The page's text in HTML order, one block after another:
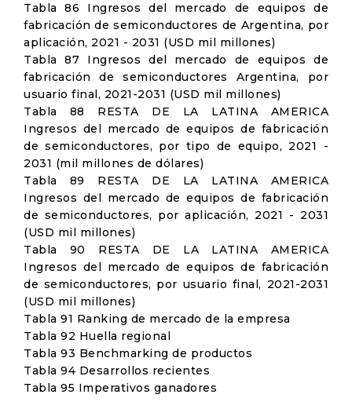
Tabla 86 Ingresos del mercado de equipos de
fabricación de semiconductores de Argentina, por
aplicación, 2021 - 2031 (USD mil millones)
Tabla 87 Ingresos del mercado de equipos de
fabricación de semiconductores Argentina, por
usuario final, 2021-2031 (USD mil millones)
Tabla 88 RESTA DE LA LATINA AMERICA
Ingresos del mercado de equipos de fabricación
de semiconductores, por tipo de equipo, 2021 -
2031 (mil millones de dólares)
Tabla 89 RESTA DE LA LATINA AMERICA
Ingresos del mercado de equipos de fabricación
de semiconductores, por aplicación, 2021 - 2031
(USD mil millones)
Tabla 90 RESTA DE LA LATINA AMERICA
Ingresos del mercado de equipos de fabricación
de semiconductores, por usuario final, 2021-2031
(USD mil millones)
Tabla 91 Ranking de mercado de la empresa
Tabla 92 Huella regional
Tabla 93 Benchmarking de productos
Tabla 94 Desarrollos recientes
Tabla 95 Imperativos ganadores